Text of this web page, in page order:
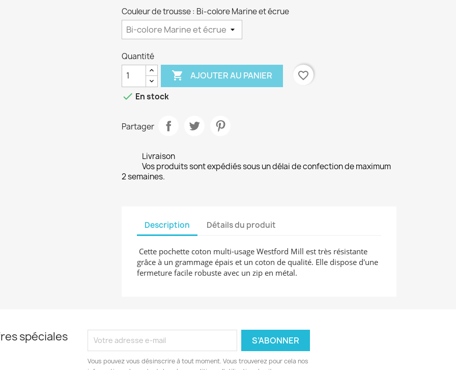
Couleur de trousse : Bi-colore Marine et écrue
Quantité
 AJOUTER AU PANIER
favorite_border
 En stock
Partager
Livraison
Vos produits sont expédiés sous un délai de confection de maximum
2 semaines.
Description Détails du produit
Cette pochette coton multi-usage Westford Mill est très résistante
grâce à un grammage épais et un coton de qualité. Elle dispose d'une
fermeture facile robuste avec un zip en métal.
spéciales
Vous pouvez vous désinscrire à tout moment. Vous trouverez pour cela nos